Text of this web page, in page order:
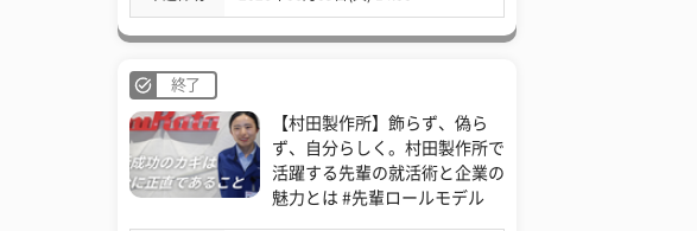
終了
【村田製作所】飾らず、偽ら
ず、自分らしく。村田製作所で
活躍する先輩の就活術と企業の
魅力とは #先輩ロールモデル